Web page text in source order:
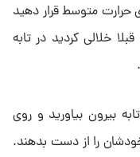
حرارت متوسط قرار دهید
خلالی کردید در تابه
بیرون بیاورید و روی
را از دست بدهند.